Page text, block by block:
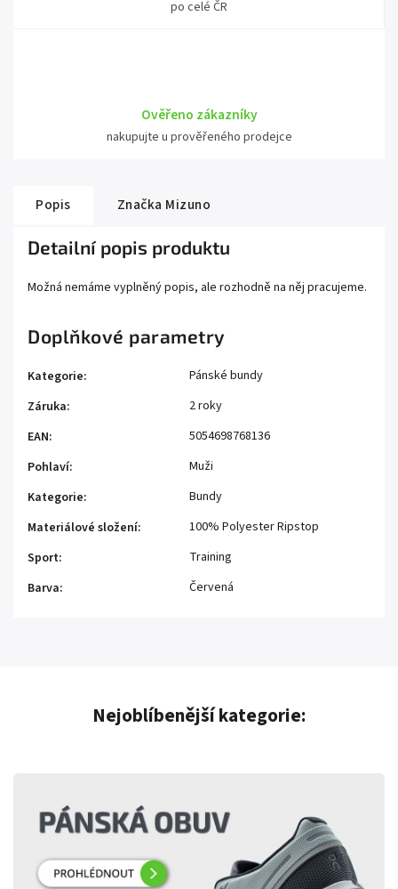
po celé ČR
Ověřeno zákazníky
nakupujte u prověřeného prodejce
Popis Značka Mizuno
Detailní popis produktu
Možná nemáme vyplněný popis, ale rozhodně na něj pracujeme.
Doplňkové parametry
Kategorie:
Pánské bundy
Záruka:
2 roky
EAN:
5054698768136
Pohlaví:
Muži
Kategorie:
Bundy
Materiálové složení:
100% Polyester Ripstop
Sport:
Training
Barva: Červená
Nejoblíbenější kategorie: